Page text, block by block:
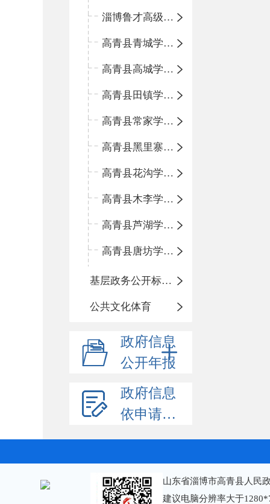
淄博鲁才高级中学
高青县青城学区中心小学
高青县高城学区中心小学
高青县田镇学区中心小学
高青县常家学区中心小学
高青县黑里寨学区中心小学
高青县花沟学区中心小学
高青县木李学区中心小学
高青县芦湖学区中心小学
高青县唐坊学区中心小学
基层政务公开标准化规范化
公共文化体育
政府信息
公开年报
政府信息
依申请公开
山东省淄博市高青县人民
建议电脑分辨率大于